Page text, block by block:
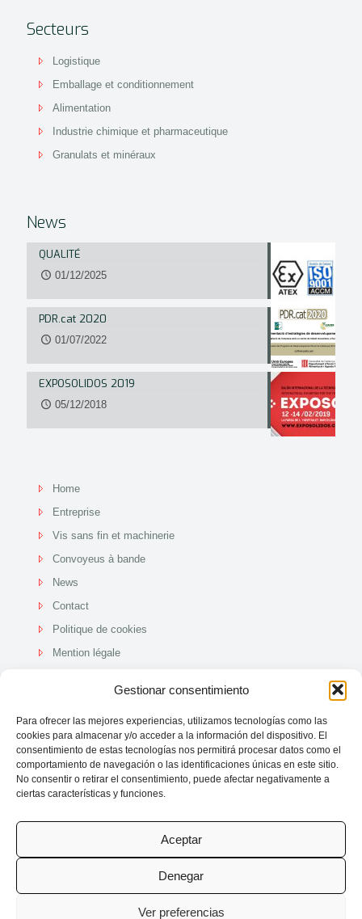
Gestionar consentimiento
Para ofrecer las mejores experiencias, utilizamos tecnologías como las
cookies para almacenar y/o acceder a la información del dispositivo. El
consentimiento de estas tecnologías nos permitirá procesar datos como el
comportamiento de navegación o las identificaciones únicas en este sitio.
No consentir o retirar el consentimiento, puede afectar negativamente a
ciertas características y funciones.
Aceptar
Denegar
Ver preferencias
Secteurs
Logistique
Emballage et conditionnement
Alimentation
Industrie chimique et pharmaceutique
Granulats et minéraux
News
QUALITÉ
01/12/2025
PDR.cat 2020
01/07/2022
EXPOSOLIDOS 2019
05/12/2018
Home
Entreprise
Vis sans fin et machinerie
Convoyeus à bande
News
Contact
Politique de cookies
Mention légale
© 2025 MDF Maquinaria -Disseny Web HST